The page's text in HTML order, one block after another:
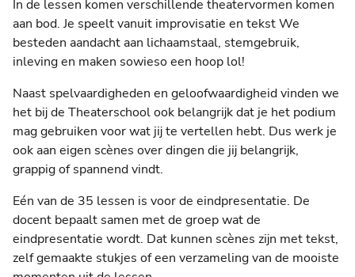
In de lessen komen verschillende theatervormen komen
aan bod. Je speelt vanuit improvisatie en tekst We
besteden aandacht aan lichaamstaal, stemgebruik,
inleving en maken sowieso een hoop lol!
Naast spelvaardigheden en geloofwaardigheid vinden we
het bij de Theaterschool ook belangrijk dat je het podium
mag gebruiken voor wat jij te vertellen hebt. Dus werk je
ook aan eigen scènes over dingen die jij belangrijk,
grappig of spannend vindt.
Eén van de 35 lessen is voor de eindpresentatie. De
docent bepaalt samen met de groep wat de
eindpresentatie wordt. Dat kunnen scènes zijn met tekst,
zelf gemaakte stukjes of een verzameling van de mooiste